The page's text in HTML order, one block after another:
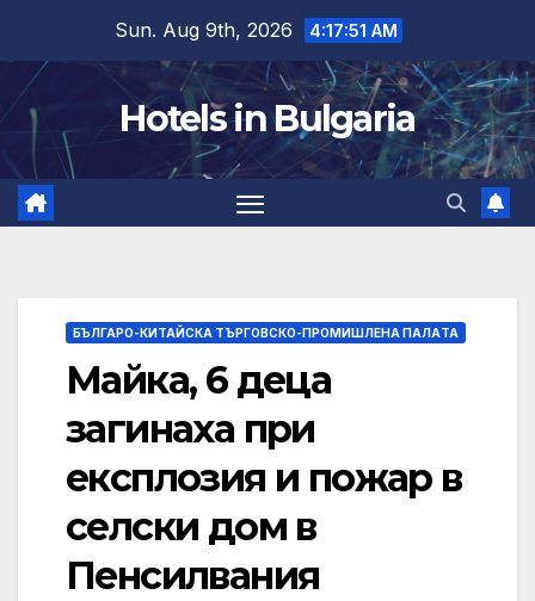
content
Sun. Aug 9th, 2026 4:17:52 AM
Hotels in Bulgaria
БЪЛГАРО-КИТАЙСКА ТЪРГОВСКО-ПРОМИШЛЕНА ПАЛAТА
Майка, 6 деца
загинаха при
експлозия и пожар в
селски дом в
Пенсилвания